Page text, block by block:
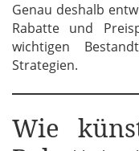
Genau deshalb
Rabatte und
wichtigen
Strategien.
Wie